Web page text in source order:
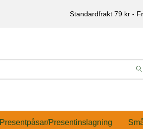
Standardfrakt 79 kr -
Presentpåsar/Presentinslagning